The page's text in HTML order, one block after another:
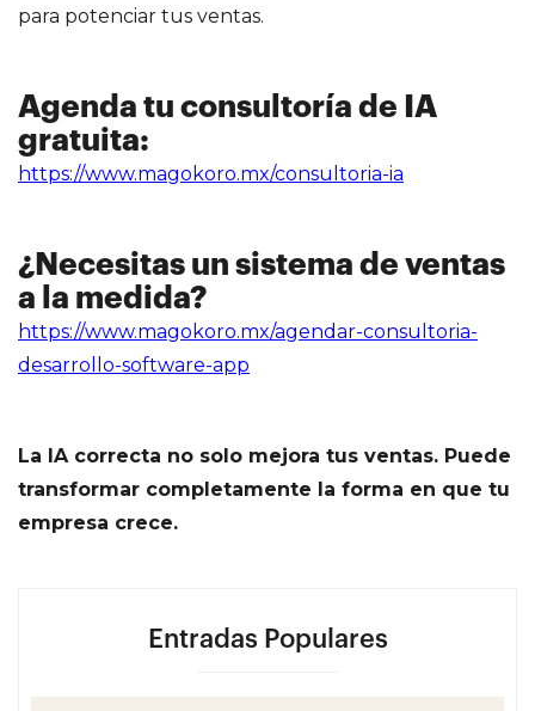
para potenciar tus ventas.
Agenda tu consultoría de IA
gratuita:
https://www.magokoro.mx/consultoria-ia
¿Necesitas un sistema de ventas
a la medida?
https://www.magokoro.mx/agendar-consultoria-
desarrollo-software-app
La IA correcta no solo mejora tus ventas. Puede
transformar completamente la forma en que tu
empresa crece.
Entradas Populares